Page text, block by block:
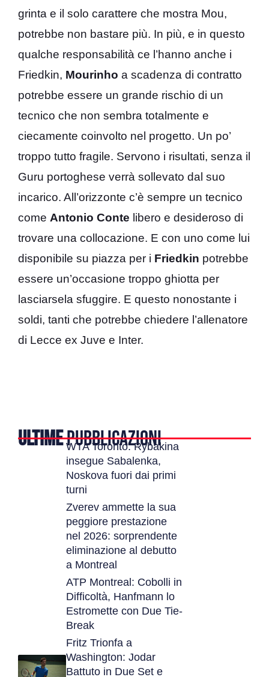
grinta e il solo carattere che mostra Mou,
potrebbe non bastare più. In più, e in questo
qualche responsabilità ce l’hanno anche i
Friedkin, Mourinho a scadenza di contratto
potrebbe essere un grande rischio di un
tecnico che non sembra totalmente e
ciecamente coinvolto nel progetto. Un po’
troppo tutto fragile. Servono i risultati, senza il
Guru portoghese verrà sollevato dal suo
incarico. All’orizzonte c’è sempre un tecnico
come Antonio Conte libero e desideroso di
trovare una collocazione. E con uno come lui
disponibile su piazza per i Friedkin potrebbe
essere un’occasione troppo ghiotta per
lasciarsela sfuggire. E questo nonostante i
soldi, tanti che potrebbe chiedere l’allenatore
di Lecce ex Juve e Inter.
ULTIMEPUBBLICAZIONI
WTA Toronto: Rybakina
insegue Sabalenka,
Noskova fuori dai primi
turni
Zverev ammette la sua
peggiore prestazione
nel 2026: sorprendente
eliminazione al debutto
a Montreal
ATP Montreal: Cobolli in
Difficoltà, Hanfmann lo
Estromette con Due Tie-
Break
Fritz Trionfa a
Washington: Jodar
Battuto in Due Set e